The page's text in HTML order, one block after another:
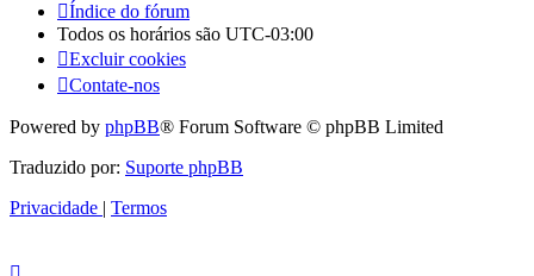
Índice do fórum
Todos os horários são UTC-03:00
Excluir cookies
Contate-nos
Powered by phpBB® Forum Software © phpBB Limited
Traduzido por: Suporte phpBB
Privacidade | Termos